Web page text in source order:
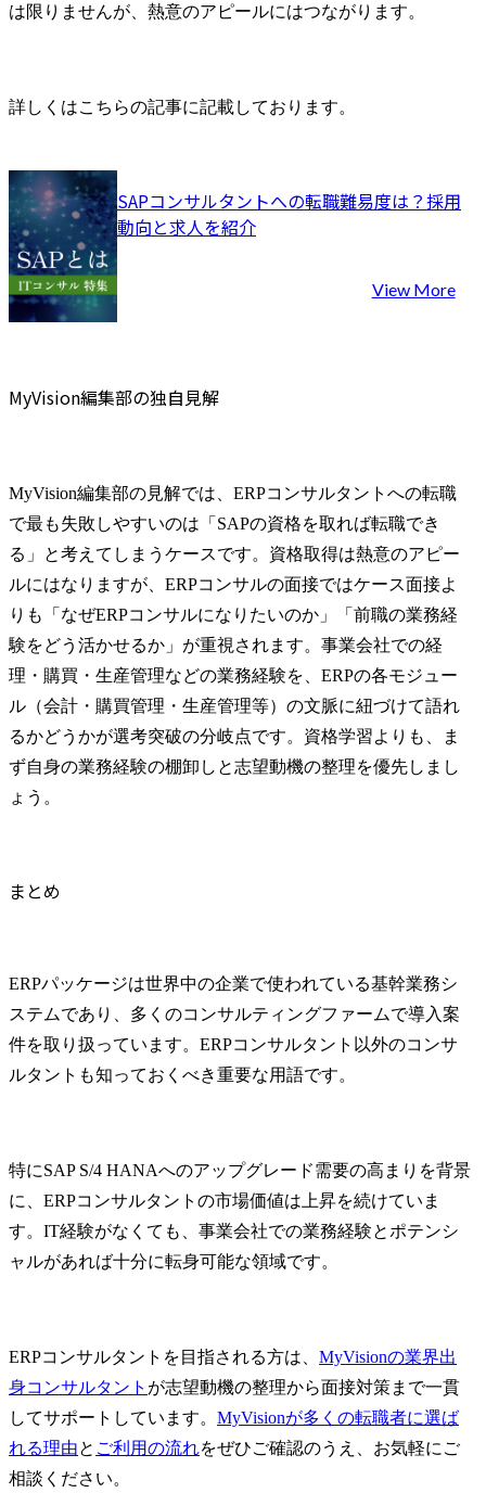
は限りませんが、熱意のアピールにはつながります。
詳しくはこちらの記事に記載しております。
SAPコンサルタントへの転職難易度は？採用
動向と求人を紹介
View More
MyVision編集部の独自見解
MyVision編集部の見解では、ERPコンサルタントへの転職
で最も失敗しやすいのは「SAPの資格を取れば転職でき
る」と考えてしまうケースです。資格取得は熱意のアピー
ルにはなりますが、ERPコンサルの面接ではケース面接よ
りも「なぜERPコンサルになりたいのか」「前職の業務経
験をどう活かせるか」が重視されます。事業会社での経
理・購買・生産管理などの業務経験を、ERPの各モジュー
ル（会計・購買管理・生産管理等）の文脈に紐づけて語れ
るかどうかが選考突破の分岐点です。資格学習よりも、ま
ず自身の業務経験の棚卸しと志望動機の整理を優先しまし
ょう。
まとめ
ERPパッケージは世界中の企業で使われている基幹業務シ
ステムであり、多くのコンサルティングファームで導入案
件を取り扱っています。ERPコンサルタント以外のコンサ
ルタントも知っておくべき重要な用語です。
特にSAP S/4 HANAへのアップグレード需要の高まりを背景
に、ERPコンサルタントの市場価値は上昇を続けていま
す。IT経験がなくても、事業会社での業務経験とポテンシ
ャルがあれば十分に転身可能な領域です。
ERPコンサルタントを目指される方は、 MyVisionの業界出
身コンサルタント が志望動機の整理から面接対策まで一貫
してサポートしています。 MyVisionが多くの転職者に選ば
れる理由と ご利用の流れをぜひご確認のうえ、お気軽にご
相談ください。